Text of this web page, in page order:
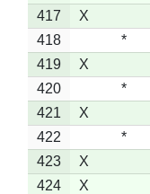
417
X
418
*
419
X
420
*
421
X
422
*
423
X
424
X